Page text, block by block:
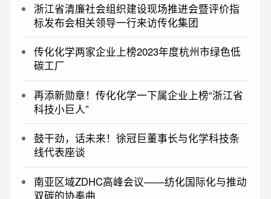
浙江省清廉社会组织建设现场推进会暨评价指
标发布会相关领导一行来访传化集团
传化化学两家企业上榜2023年度杭州市绿色低
碳工厂
再添新勋章！传化化学一下属企业上榜“浙江省
科技小巨人”
鼓干劲，话未来！徐冠巨董事长与化学科技条
线代表座谈
南亚区域ZDHC高峰会议——纺化国际化与推动
双碳的协奏曲